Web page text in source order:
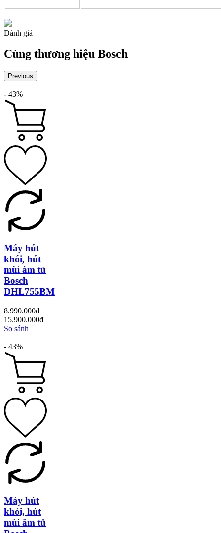
Đánh giá
Cùng thương hiệu Bosch
Previous
- 43%
Máy hút
khói, hút
mùi âm tủ
Bosch
DHL755BM
8.990.000₫
15.900.000₫
So sánh
- 43%
Máy hút
khói, hút
mùi âm tủ